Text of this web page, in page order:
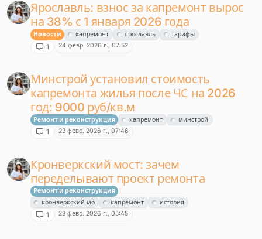
Ярославль: взнос за капремонт вырос
на 38% с 1 января 2026 года
Новости капремонт ярославль тарифы
1 24 февр. 2026 г., 07:52
Минстрой установил стоимость
капремонта жилья после ЧС на 2026
год: 9000 руб/кв.м
Ремонт и реконструкция капремонт минстрой
1 23 февр. 2026 г., 07:46
Кронверкский мост: зачем
переделывают проект ремонта
Ремонт и реконструкция
кронверкский мо
капремонт история
1 23 февр. 2026 г., 05:45